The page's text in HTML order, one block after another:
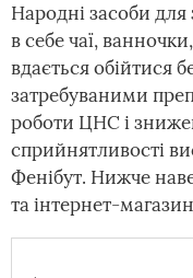
Народні засоби
в себе чаї,
вдається обійтися
затребуваними
роботи ЦНС і
сприйнятливості
Фенібут. Нижче
та інтернет-